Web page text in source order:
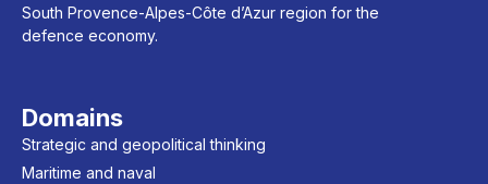
South Provence-Alpes-Côte d’Azur region for the
defence economy.
Domains
Strategic and geopolitical thinking
Maritime and naval